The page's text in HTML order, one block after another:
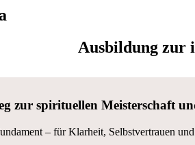
Ausbildung zur
zur spirituellen Meisterschaft
– für Klarheit, Selbstvertrauen